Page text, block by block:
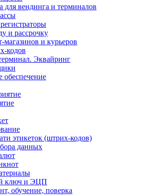
для вендинга и терминалов
и рассрочку
магазинов и курьеров
кодов
Эквайринг
обеспечение
этикеток (штрих-кодов)
данных
ключ и ЭЦП
обучение, поверка